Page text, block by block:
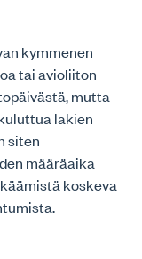
kymmenen
tai avioliiton
mutta
lakien
siten
määräaika
koskeva